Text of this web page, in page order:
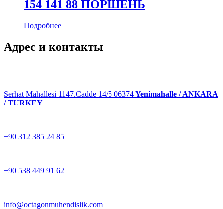
154 141 88 ПОРШЕНЬ
Подробнее
Адрес и контакты
Serhat Mahallesi 1147.Cadde 14/5 06374Yenimahalle / ANKARA
/ TURKEY
+90 312 385 24 85
+90 538 449 91 62
info@octagonmuhendislik.com